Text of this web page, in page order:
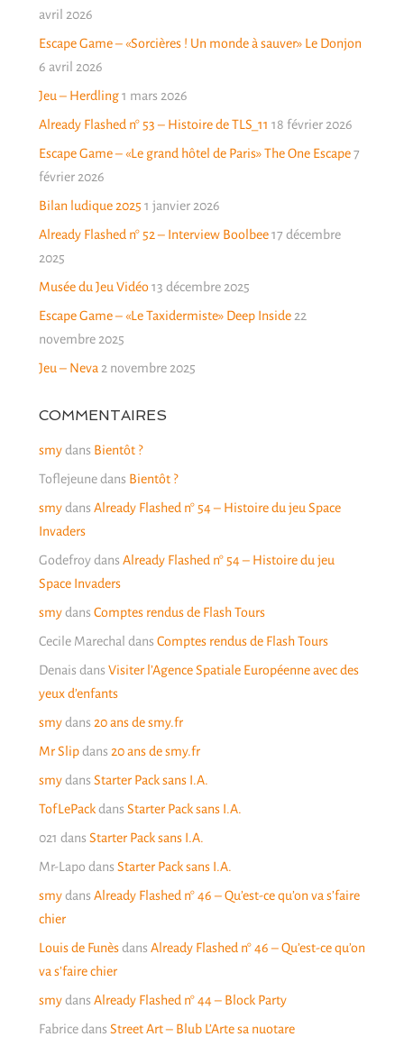
avril 2026
Escape Game – «Sorcières ! Un monde à sauver» Le Donjon
6 avril 2026
Jeu – Herdling 1 mars 2026
Already Flashed n° 53 – Histoire de TLS_11 18 février 2026
Escape Game – «Le grand hôtel de Paris» The One Escape 7
février 2026
Bilan ludique 2025 1 janvier 2026
Already Flashed n° 52 – Interview Boolbee 17 décembre
2025
Musée du Jeu Vidéo 13 décembre 2025
Escape Game – «Le Taxidermiste» Deep Inside 22
novembre 2025
Jeu – Neva 2 novembre 2025
COMMENTAIRES
smydans Bientôt ?
Toflejeunedans Bientôt ?
smydans Already Flashed n° 54 – Histoire du jeu Space
Invaders
Godefroydans Already Flashed n° 54 – Histoire du jeu
Space Invaders
smydans Comptes rendus de Flash Tours
Cecile Marechal dans Comptes rendus de Flash Tours
Denais dans Visiter l’Agence Spatiale Européenne avec des
yeux d’enfants
smydans 20 ans de smy.fr
Mr Slipdans 20 ans de smy.fr
smydans Starter Pack sans I.A.
TofLePackdans Starter Pack sans I.A.
021 dans Starter Pack sans I.A.
Mr-Lapo dans Starter Pack sans I.A.
smydans Already Flashed n° 46 – Qu’est-ce qu’on va s’faire
chier
Louis de Funèsdans Already Flashed n° 46 – Qu’est-ce qu’on
va s’faire chier
smydans Already Flashed n° 44 – Block Party
Fabricedans Street Art – Blub L’Arte sa nuotare